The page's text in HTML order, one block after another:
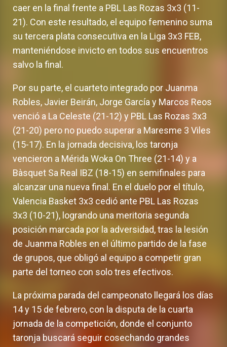
caer en la final frente a PBL Las Rozas 3x3 (11-
21). Con este resultado, el equipo femenino suma
su tercera plata consecutiva en la Liga 3x3 FEB,
manteniéndose invicto en todos sus encuentros
salvo la final.
Por su parte, el cuarteto integrado por Juanma
Robles, Javier Beirán, Jorge García y Marcos Reos
venció a La Celeste (21-12) y PBL Las Rozas 3x3
(21-20) pero no puedo superar a Maresme 3 Viles
(15-17). En la jornada decisiva, los taronja
vencieron a Mérida Woka On Three (21-14) y a
Bàsquet Sa Real IBZ (18-15) en semifinales para
alcanzar una nueva final. En el duelo por el título,
Valencia Basket 3x3 cedió ante PBL Las Rozas
3x3 (10-21), logrando una meritoria segunda
posición marcada por la adversidad, tras la lesión
de Juanma Robles en el último partido de la fase
de grupos, que obligó al equipo a competir gran
parte del torneo con solo tres efectivos.
La próxima parada del campeonato llegará los días
14 y 15 de febrero, con la disputa de la cuarta
jornada de la competición, donde el conjunto
taronja buscará seguir cosechando grandes